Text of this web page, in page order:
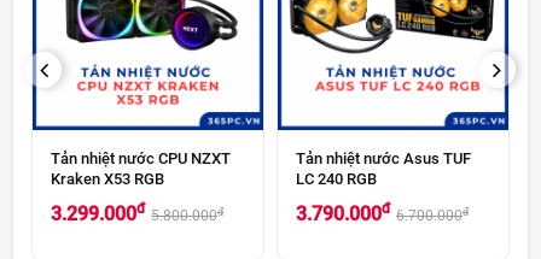
PREVIOUS
Tản nhiệt nước CPU NZXT
Kraken X53 RGB
3.299.000đ 5.800.000đ
Tản nhiệt nước Asus TUF
LC 240 RGB
3.790.000đ 6.700.000đ
NEXT